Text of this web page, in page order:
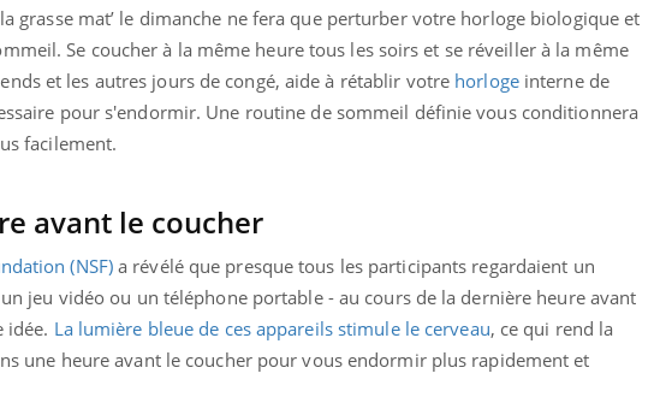
grasse mat’ le dimanche ne fera que perturber votre horloge biologique et
Se coucher à la même heure tous les soirs et se réveiller à la même
et les autres jours de congé, aide à rétablir votre horlogeinterne de
pour s'endormir. Une routine de sommeil définie vous conditionnera
facilement.
avant le coucher
(NSF)a révélé que presque tous les participants regardaient un
jeu vidéo ou un téléphone portable - au cours de la dernière heure avant
idée. La lumière bleue de ces appareils stimule le cerveau, ce qui rend la
une heure avant le coucher pour vous endormir plus rapidement et
Chronique des Mains : se
pour l’été ! Youtube
et avec lui, un tout nouveau
de vie ! Vacances, plage, piscine,
activités en plein air… Nos mains
Youtube
Diabète & Ramadan 2026Youtube
Le Ramadan approche, et, pour de
nombreuses personnes atteintes de
diabète, c'est une période de questions, de